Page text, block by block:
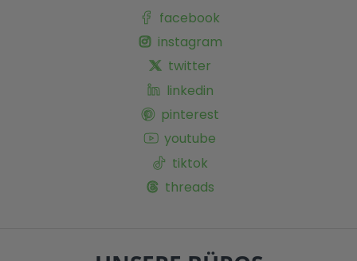
facebook
instagram
twitter
linkedin
pinterest
youtube
tiktok
threads